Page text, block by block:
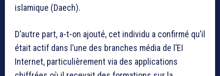
islamique (Daech).
D’autre part, a-t-on ajouté, cet individu a confirmé qu’il
était actif dans l’une des branches média de l’EI
Internet, particulièrement via des applications